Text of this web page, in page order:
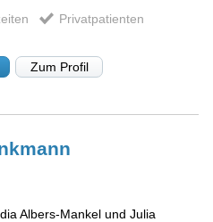
Privatpatienten
Zum Profil
Albers-Mankel und Julia